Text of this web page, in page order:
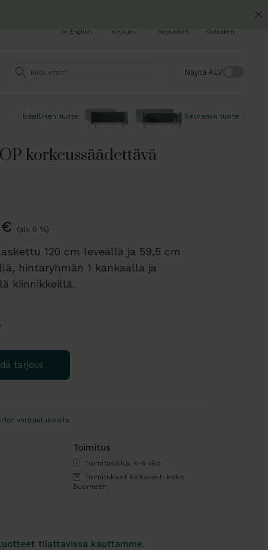
Ostoskori
Tarjouskori
Kirjaudu
In English
Näytä ALV
Edellinen tuote Seuraava tuote
korkeussäädettävä
€ (alv 0 %)
120 cm leveällä ja 59,5 cm
hintaryhmän 1 kankaalla ja
kiinnikkeillä.
tarjous
väritaulukoista
Toimitus
Toimitusaika: 4-6 vko
Toimitukset kattavasti koko
Suomeen.
tilattavissa kauttamme.